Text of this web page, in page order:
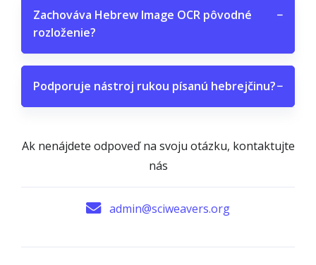
Zachováva Hebrew Image OCR pôvodné
rozloženie?
−
Podporuje nástroj rukou písanú hebrejčinu?−
Ak nenájdete odpoveď na svoju otázku, kontaktujte
nás
admin@sciweavers.org